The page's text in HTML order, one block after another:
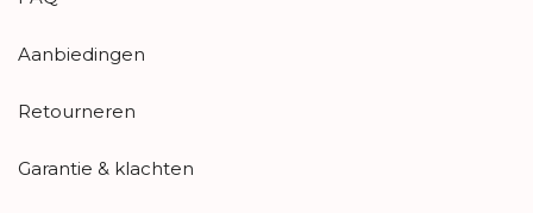
Aanbiedingen
Retourneren
Garantie & klachten